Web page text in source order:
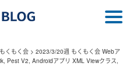
もくもく会 > 2023/3/20週 もくもく会 Webア
Pest V2, Androidアプリ XML Viewクラス,